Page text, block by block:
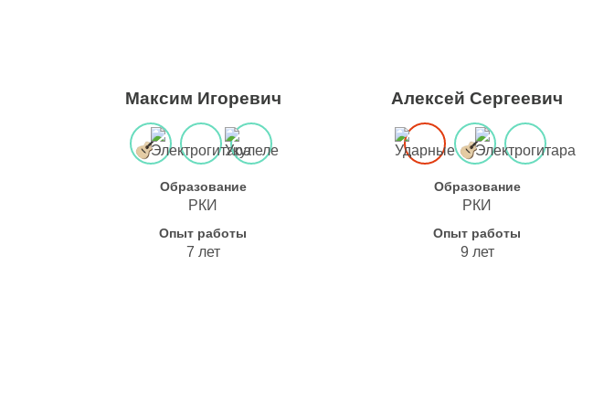
Максим Игоревич
Образование
РКИ
Опыт работы
7 лет
Алексей Сергеевич
Образование
РКИ
Опыт работы
9 лет